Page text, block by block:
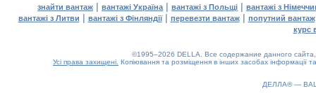
знайти вантаж | вантажі Україна | вантажі з Польщі | вантажі з
вантажі з Литви | вантажі з Фінляндії| перевезти вантаж| попутний вантаж
курс
©1995–2026 DELLA. Все содержание данного
Усі права захищені. Копіювання та розміщення в інших засобах інформації
ДЕЛЛА® —